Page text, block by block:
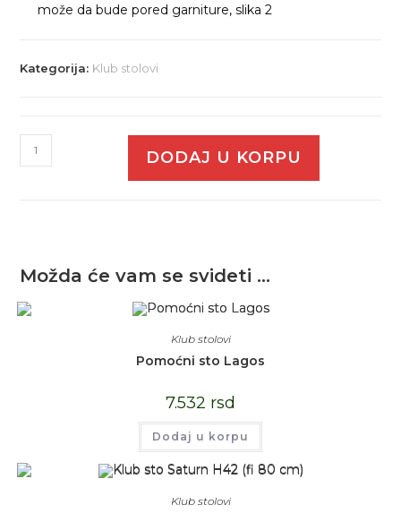
može da bude pored garniture, slika 2
Kategorija: Klub stolovi
DODAJ U KORPU
Možda će vam se svideti …
Klub stolovi
Pomoćni sto Lagos
7.532 rsd
Dodaj u korpu
Klub stolovi